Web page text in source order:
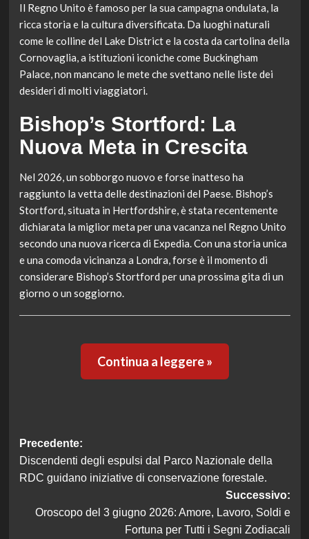
Il Regno Unito è famoso per la sua campagna ondulata, la
ricca storia e la cultura diversificata. Da luoghi naturali
come le colline del Lake District e la costa da cartolina della
Cornovaglia, a istituzioni iconiche come Buckingham
Palace, non mancano le mete che svettano nelle liste dei
desideri di molti viaggiatori.
Bishop’s Stortford: La
Nuova Meta in Crescita
Nel 2026, un sobborgo nuovo e forse inatteso ha
raggiunto la vetta delle destinazioni del Paese. Bishop’s
Stortford, situata in Hertfordshire, è stata recentemente
dichiarata la miglior meta per una vacanza nel Regno Unito
secondo una nuova ricerca di Expedia. Con una storia unica
e una comoda vicinanza a Londra, forse è il momento di
considerare Bishop’s Stortford per una prossima gita di un
giorno o un soggiorno.
Continua a leggere »
Navigazione
articolo
Precedente:
Discendenti degli espulsi dal Parco Nazionale della
RDC guidano iniziative di conservazione forestale.
Successivo:
Oroscopo del 3 giugno 2026: Amore, Lavoro, Soldi e
Fortuna per Tutti i Segni Zodiacali